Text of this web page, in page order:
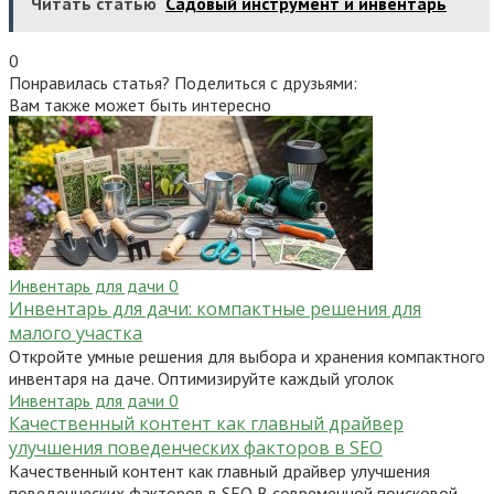
0
Понравилась статья? Поделиться с друзьями:
Вам также может быть интересно
Инвентарь для дачи 0
Инвентарь для дачи: компактные решения для
малого участка
Откройте умные решения для выбора и хранения компактного
инвентаря на даче. Оптимизируйте каждый уголок
Инвентарь для дачи 0
Качественный контент как главный драйвер
улучшения поведенческих факторов в SEO
Качественный контент как главный драйвер улучшения